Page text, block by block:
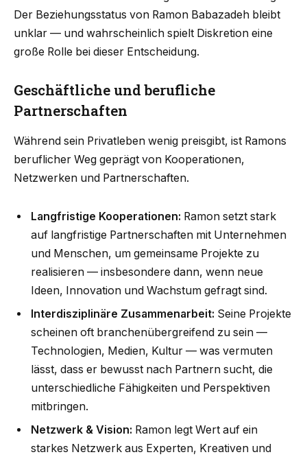
Der Beziehungsstatus von Ramon Babazadeh bleibt
unklar — und wahrscheinlich spielt Diskretion eine
große Rolle bei dieser Entscheidung.
Geschäftliche und berufliche
Partnerschaften
Während sein Privatleben wenig preisgibt, ist Ramons
beruflicher Weg geprägt von Kooperationen,
Netzwerken und Partnerschaften.
Langfristige Kooperationen: Ramon setzt stark
auf langfristige Partnerschaften mit Unternehmen
und Menschen, um gemeinsame Projekte zu
realisieren — insbesondere dann, wenn neue
Ideen, Innovation und Wachstum gefragt sind.
Interdisziplinäre Zusammenarbeit: Seine Projekte
scheinen oft branchenübergreifend zu sein —
Technologien, Medien, Kultur — was vermuten
lässt, dass er bewusst nach Partnern sucht, die
unterschiedliche Fähigkeiten und Perspektiven
mitbringen.
Netzwerk & Vision: Ramon legt Wert auf ein
starkes Netzwerk aus Experten, Kreativen und